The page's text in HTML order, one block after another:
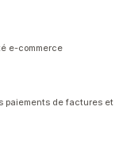
e-commerce
paiements de factures et